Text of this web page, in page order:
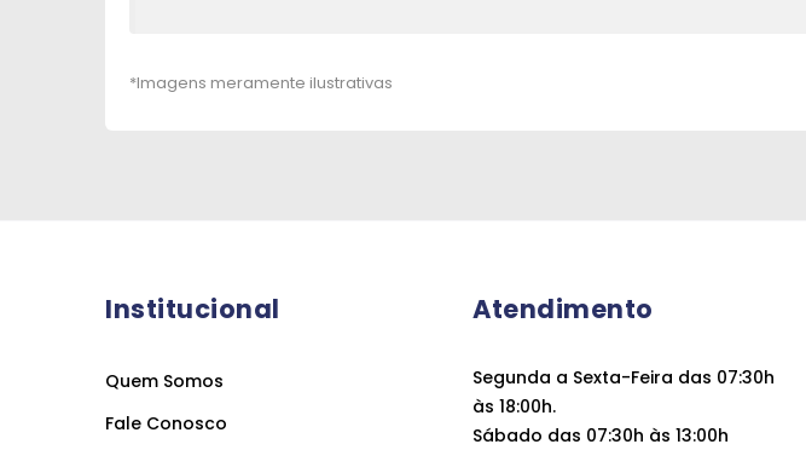
Institucional
Quem Somos
Fale Conosco
Atendimento
Segunda a Sexta-Feira das 07:30h
às 18:00h.
Sábado das 07:30h às 13:00h